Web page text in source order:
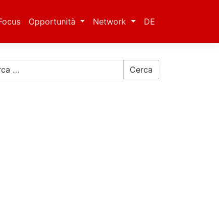
Opportunità Network DE
Cerca